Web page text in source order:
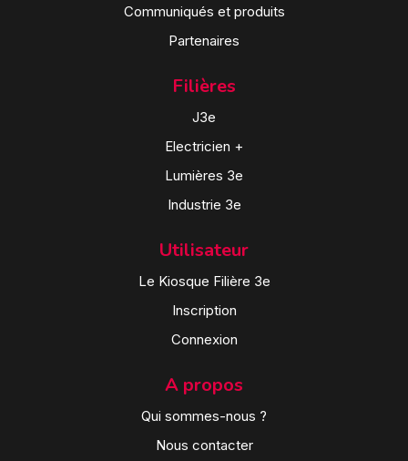
Communiqués et produits
Partenaires
Filières
J3e
Electricien +
Lumières 3e
Industrie 3e
Utilisateur
Le Kiosque Filière 3e
Inscription
Connexion
A propos
Qui sommes-nous ?
Nous contacter